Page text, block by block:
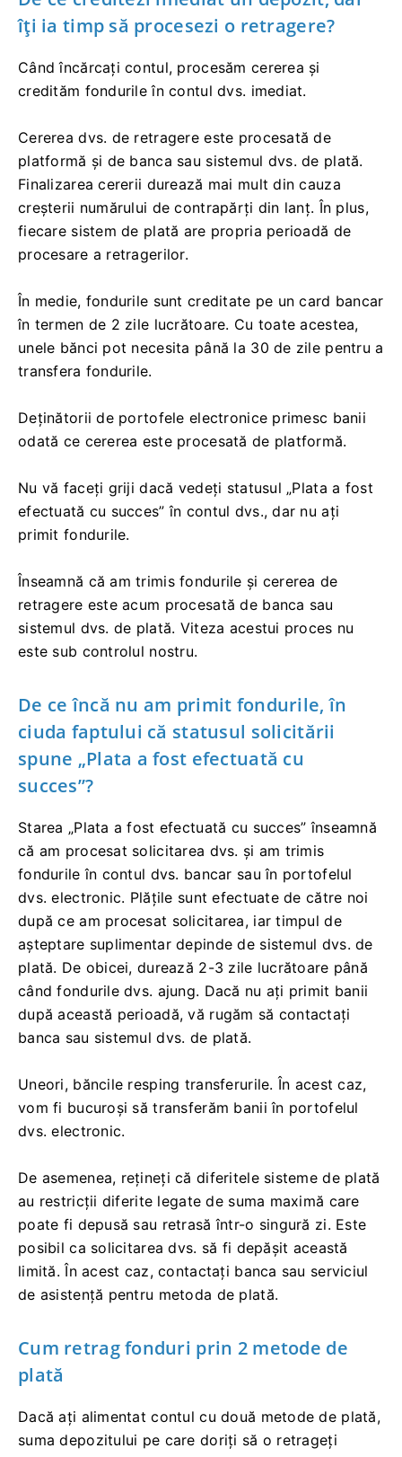
îți ia timp să procesezi o retragere?
Când încărcați contul, procesăm cererea și
credităm fondurile în contul dvs. imediat.
Cererea dvs. de retragere este procesată de
platformă și de banca sau sistemul dvs. de plată.
Finalizarea cererii durează mai mult din cauza
creșterii numărului de contrapărți din lanț. În plus,
fiecare sistem de plată are propria perioadă de
procesare a retragerilor.
În medie, fondurile sunt creditate pe un card bancar
în termen de 2 zile lucrătoare. Cu toate acestea,
unele bănci pot necesita până la 30 de zile pentru a
transfera fondurile.
Deținătorii de portofele electronice primesc banii
odată ce cererea este procesată de platformă.
Nu vă faceți griji dacă vedeți statusul „Plata a fost
efectuată cu succes” în contul dvs., dar nu ați
primit fondurile.
Înseamnă că am trimis fondurile și cererea de
retragere este acum procesată de banca sau
sistemul dvs. de plată. Viteza acestui proces nu
este sub controlul nostru.
De ce încă nu am primit fondurile, în
ciuda faptului că statusul solicitării
spune „Plata a fost efectuată cu
succes”?
Starea „Plata a fost efectuată cu succes” înseamnă
că am procesat solicitarea dvs. și am trimis
fondurile în contul dvs. bancar sau în portofelul
dvs. electronic. Plățile sunt efectuate de către noi
după ce am procesat solicitarea, iar timpul de
așteptare suplimentar depinde de sistemul dvs. de
plată. De obicei, durează 2-3 zile lucrătoare până
când fondurile dvs. ajung. Dacă nu ați primit banii
după această perioadă, vă rugăm să contactați
banca sau sistemul dvs. de plată.
Uneori, băncile resping transferurile. În acest caz,
vom fi bucuroși să transferăm banii în portofelul
dvs. electronic.
De asemenea, rețineți că diferitele sisteme de plată
au restricții diferite legate de suma maximă care
poate fi depusă sau retrasă într-o singură zi. Este
posibil ca solicitarea dvs. să fi depășit această
limită. În acest caz, contactați banca sau serviciul
de asistență pentru metoda de plată.
Cum retrag fonduri prin 2 metode de
plată
Dacă ați alimentat contul cu două metode de plată,
suma depozitului pe care doriți să o retrageți